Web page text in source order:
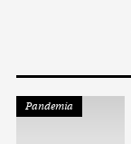
Pandemia